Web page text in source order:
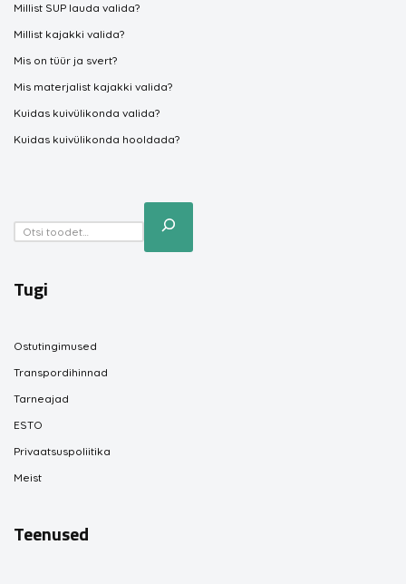
Millist SUP lauda valida?
Millist kajakki valida?
Mis on tüür ja svert?
Mis materjalist kajakki valida?
Kuidas kuivülikonda valida?
Kuidas kuivülikonda hooldada?
Tugi
Ostutingimused
Transpordihinnad
Tarneajad
ESTO
Privaatsuspoliitika
Meist
Teenused